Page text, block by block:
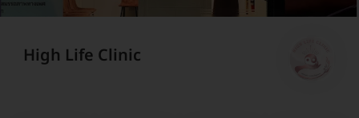
High Life Clinic